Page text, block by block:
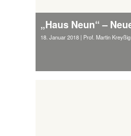
18. Januar 2018 | Prof. Martin Kreyßig